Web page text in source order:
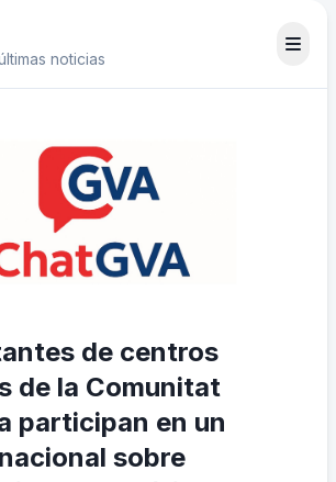
noticias
de centros
de la Comunitat
participan en un
sobre